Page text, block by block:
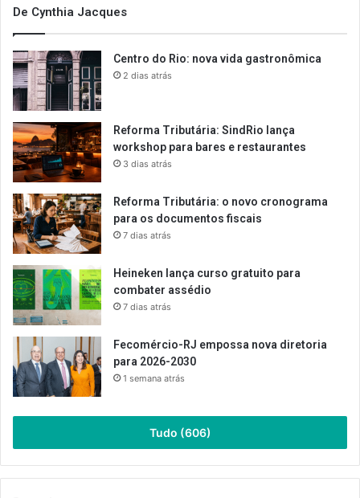
De Cynthia Jacques
Centro do Rio: nova vida gastronômica
2 dias atrás
Reforma Tributária: SindRio lança
workshop para bares e restaurantes
3 dias atrás
Reforma Tributária: o novo cronograma
para os documentos fiscais
7 dias atrás
Heineken lança curso gratuito para
combater assédio
7 dias atrás
Fecomércio-RJ empossa nova diretoria
para 2026-2030
1 semana atrás
Tudo (606)